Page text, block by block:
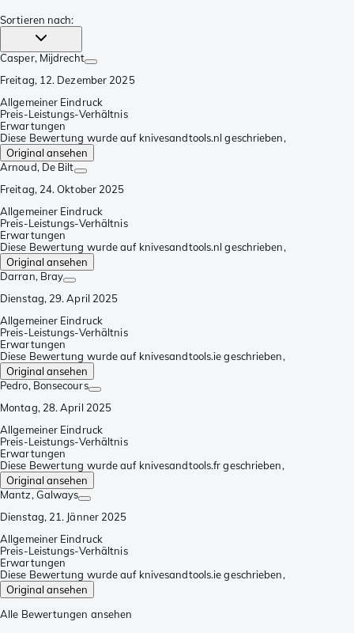
Sortieren nach:
Casper, Mijdrecht
Freitag, 12. Dezember 2025
Allgemeiner Eindruck
Preis-Leistungs-Verhältnis
Erwartungen
Diese Bewertung wurde auf knivesandtools.nl geschrieben,
Original ansehen
Arnoud, De Bilt
Freitag, 24. Oktober 2025
Allgemeiner Eindruck
Preis-Leistungs-Verhältnis
Erwartungen
Diese Bewertung wurde auf knivesandtools.nl geschrieben,
Original ansehen
Darran, Bray
Dienstag, 29. April 2025
Allgemeiner Eindruck
Preis-Leistungs-Verhältnis
Erwartungen
Diese Bewertung wurde auf knivesandtools.ie geschrieben,
Original ansehen
Pedro, Bonsecours
Montag, 28. April 2025
Allgemeiner Eindruck
Preis-Leistungs-Verhältnis
Erwartungen
Diese Bewertung wurde auf knivesandtools.fr geschrieben,
Original ansehen
Mantz, Galways
Dienstag, 21. Jänner 2025
Allgemeiner Eindruck
Preis-Leistungs-Verhältnis
Erwartungen
Diese Bewertung wurde auf knivesandtools.ie geschrieben,
Original ansehen
Alle Bewertungen ansehen